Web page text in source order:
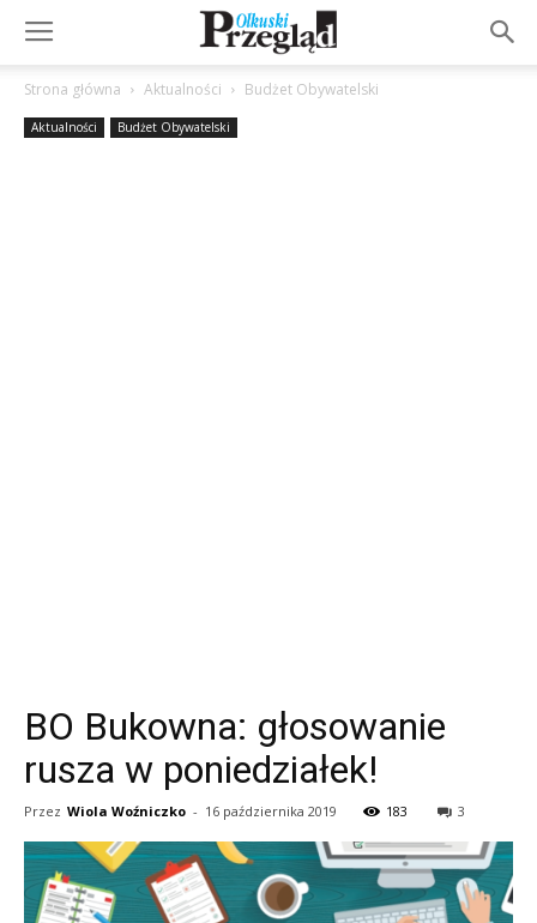
Strona główna Aktualności Budżet Obywatelski
Aktualności Budżet Obywatelski
BO Bukowna: głosowanie
rusza w poniedziałek!
Przez Wiola Woźniczko - 16 października 2019 183 3